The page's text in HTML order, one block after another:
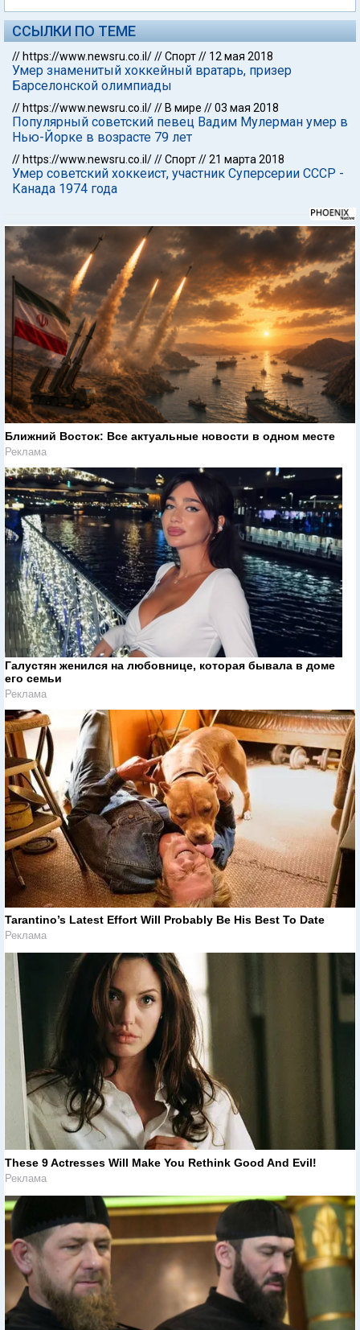
ССЫЛКИ ПО ТЕМЕ
// https://www.newsru.co.il///Спорт// 12 мая 2018
Умер знаменитый хоккейный вратарь, призер
Барселонской олимпиады
// https://www.newsru.co.il/// В мире //03 мая 2018
Популярный советский певец Вадим Мулерман умер в
Нью-Йорке в возрасте 79 лет
// https://www.newsru.co.il///Спорт//21 марта 2018
Умер советский хоккеист, участник Суперсерии СССР -
Канада 1974 года
Ближний Восток: Все актуальные новости в одном месте
Реклама
Галустян женился на любовнице, которая бывала в доме
его семьи
Реклама
Tarantino’s Latest Effort Will Probably Be His Best To Date
Реклама
These 9 Actresses Will Make You Rethink Good And Evil!
Реклама